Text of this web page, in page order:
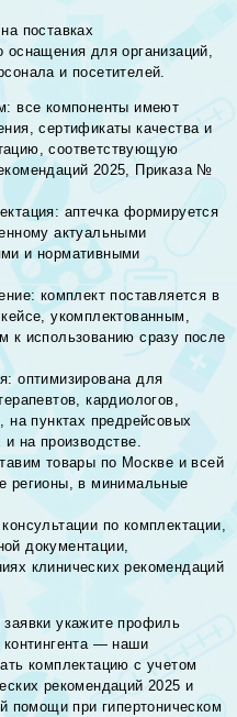
поставках
оснащения для организаций,
и посетителей.
все компоненты имеют
сертификаты качества и
соответствующую
2025, Приказа №
аптечка формируется
актуальными
и нормативными
комплект поставляется в
укомплектованным,
к использованию сразу после
оптимизирована для
кардиологов,
на пунктах предрейсовых
на производстве.
товары по Москве и всей
регионы, в минимальные
по комплектации,
документации,
клинических рекомендаций
укажите профиль
— наши
комплектацию с учетом
рекомендаций 2025 и
помощи при гипертоническом